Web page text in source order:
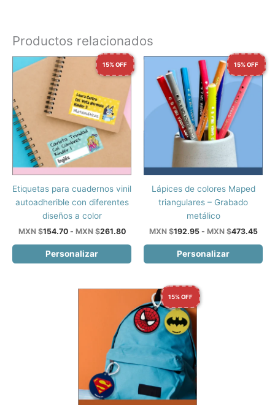
Productos relacionados
15% OFF
Etiquetas para cuadernos vinil
autoadherible con diferentes
diseños a color
MXN $154.70 - MXN $261.80Rango
precios:
desde
hasta
$261.80
Personalizar
Este
producto
múltiples
15% OFF
Lápices de colores Maped
triangulares – Grabado
metálico
MXN $192.95 - MXN $473.45
Personalizar
Este
producto
múltiples
pueden
elegir
en
la
página
de
producto
15% OFF